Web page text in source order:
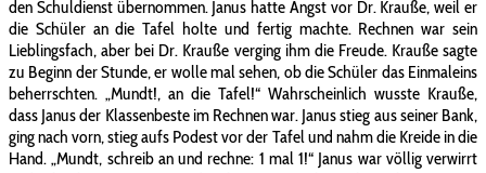
den Schuldienst übernommen. Janus hatte Angst vor Dr. Krauße, weil er
die Schüler an die Tafel holte und fertig machte. Rechnen war sein
Lieblingsfach, aber bei Dr. Krauße verging ihm die Freude. Krauße sagte
zu Beginn der Stunde, er wolle mal sehen, ob die Schüler das Einmaleins
beherrschten. „Mundt!, an die Tafel!“ Wahrscheinlich wusste Krauße,
dass Janus der Klassenbeste im Rechnen war. Janus stieg aus seiner Bank,
ging nach vorn, stieg aufs Podest vor der Tafel und nahm die Kreide in die
Hand. „Mundt, schreib an und rechne: 1 mal 1!“ Janus war völlig verwirrt